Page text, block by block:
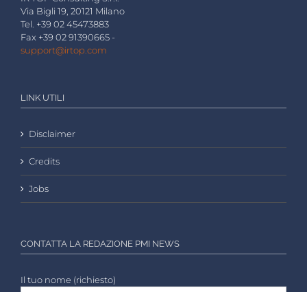
Via Bigli 19, 20121 Milano
Tel. +39 02 45473883
Fax +39 02 91390665 -
support@irtop.com
LINK UTILI
Disclaimer
Credits
Jobs
CONTATTA LA REDAZIONE PMI NEWS
Il tuo nome (richiesto)